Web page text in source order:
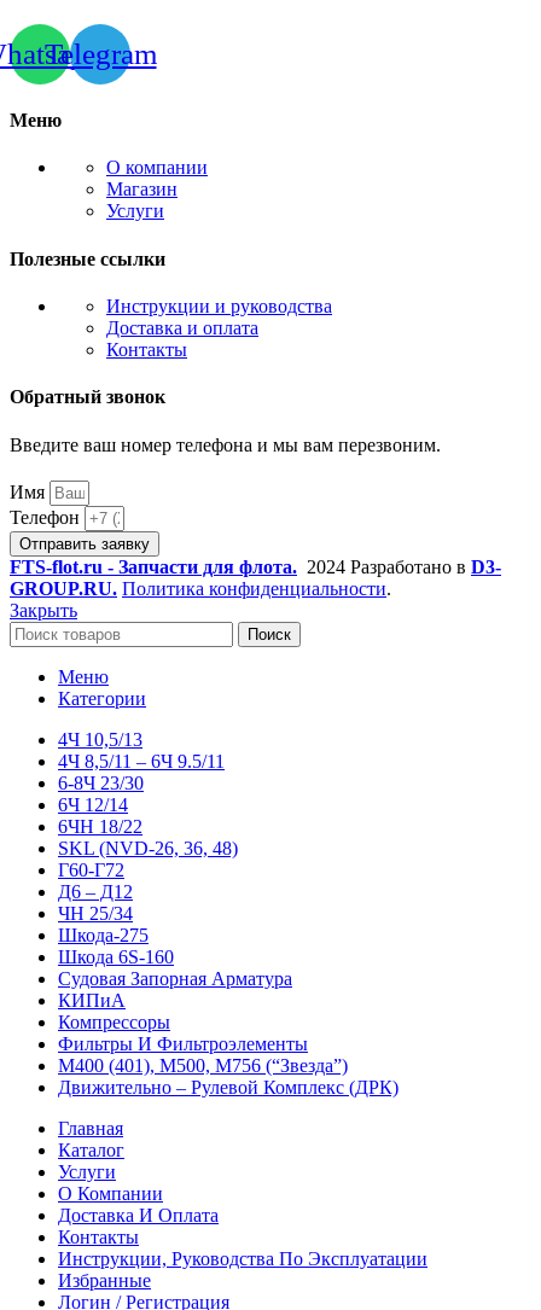
Telegram
Меню
О компании
Магазин
Услуги
Полезные ссылки
Инструкции и руководства
Доставка и оплата
Контакты
Обратный звонок
Введите ваш номер телефона и мы вам перезвоним.
Имя
Телефон
Отправить заявку
FTS-flot.ru - Запчасти для флота. 2024 Разработано в D3-
GROUP.RU. Политика конфиденциальности.
Закрыть
Поиск
Меню
Категории
4Ч 10,5/13
4Ч 8,5/11 – 6Ч 9.5/11
6-8Ч 23/30
6Ч 12/14
6ЧН 18/22
SKL (NVD-26, 36, 48)
Г60-Г72
Д6 – Д12
ЧН 25/34
Шкода-275
Шкода 6S-160
Судовая Запорная Арматура
КИПиА
Компрессоры
Фильтры И Фильтроэлементы
М400 (401), М500, М756 (“Звезда”)
Движительно – Рулевой Комплекс (ДРК)
Главная
Каталог
Услуги
О Компании
Доставка И Оплата
Контакты
Инструкции, Руководства По Эксплуатации
Избранные
Логин / Регистрация